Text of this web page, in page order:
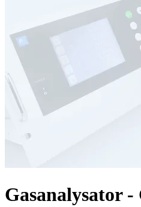
Gasanalysator -